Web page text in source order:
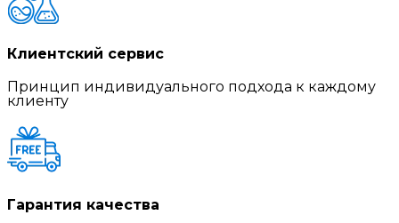
Клиентский сервис
Принцип индивидуального подхода к каждому
клиенту
Гарантия качества